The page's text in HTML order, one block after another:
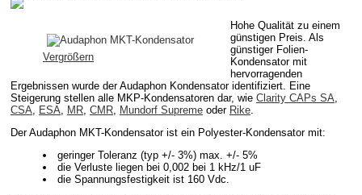
Vergrößern
Hohe Qualität zu einem
günstigen Preis. Als
günstiger Folien-
Kondensator mit
hervorragenden
Ergebnissen wurde der Audaphon Kondensator identifiziert. Eine
Steigerung stellen alle MKP-Kondensatoren dar, wie Clarity CAPs SA,
CSA, ESA, MR, CMR, Mundorf Supreme oder Rike.
Der Audaphon MKT-Kondensator ist ein Polyester-Kondensator mit:
geringer Toleranz (typ +/- 3%) max. +/- 5%
die Verluste liegen bei 0,002 bei 1 kHz/1 uF
die Spannungsfestigkeit ist 160 Vdc.